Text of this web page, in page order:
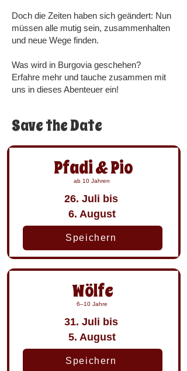
Doch die Zeiten haben sich geändert: Nun
müssen alle mutig sein, zusammenhalten
und neue Wege finden.
Was wird in Burgovia geschehen?
Erfahre mehr und tauche zusammen mit
uns in dieses Abenteuer ein!
Save the Date
Pfadi & Pio
ab 10 Jahren
26. Juli bis
6. August
Speichern
Wölfe
6–10 Jahre
31. Juli bis
5. August
Speichern